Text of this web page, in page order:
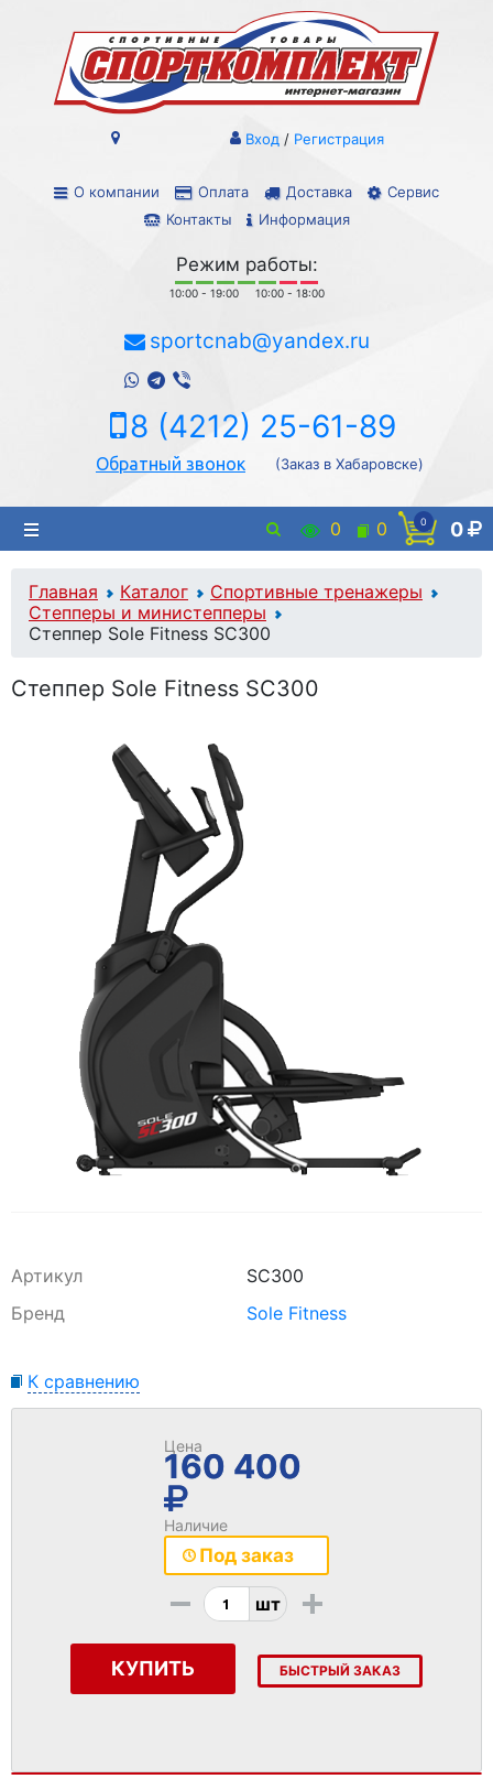
О компании Оплата Доставка
Сервис
Контакты
Информация
Вход / Регистрация
Режим работы:
10:00 - 19:00 10:00 - 18:00
sportcnab@yandex.ru
8 (4212) 25-61-89
Обратный звонок (Заказ в Хабаровске)
0 0 0 0
Главная Каталог
Спортивные тренажеры
Степперы и министепперы
Степпер Sole Fitness SC300
Степпер Sole Fitness SC300
Артикул
SC300
Бренд
Sole Fitness
К сравнению
Цена
160 400
Наличие
Под заказ
- шт +
КУПИТЬ БЫСТРЫЙ ЗАКАЗ